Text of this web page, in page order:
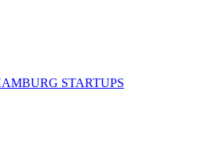
STARTUPS